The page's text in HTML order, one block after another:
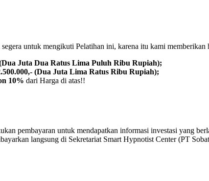
untuk mengikuti Pelatihan ini, karena itu kami memberikan
Juta Dua Ratus Lima Puluh Ribu Rupiah);
(Dua Juta Lima Ratus Ribu Rupiah);
10% dari Harga di atas!!
pembayaran untuk mendapatkan informasi investasi yang
langsung di Sekretariat Smart Hypnotist Center (PT